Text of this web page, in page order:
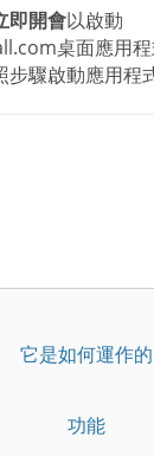
即開會以啟動
桌面應用
驟啟動應用程式
它是如何運作的
功能